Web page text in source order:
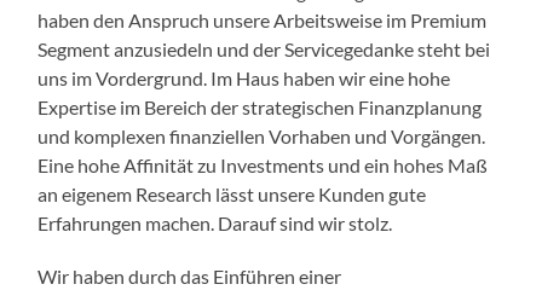
haben den Anspruch unsere Arbeitsweise im Premium
Segment anzusiedeln und der Servicegedanke steht bei
uns im Vordergrund. Im Haus haben wir eine hohe
Expertise im Bereich der strategischen Finanzplanung
und komplexen finanziellen Vorhaben und Vorgängen.
Eine hohe Affinität zu Investments und ein hohes Maß
an eigenem Research lässt unsere Kunden gute
Erfahrungen machen. Darauf sind wir stolz.
Wir haben durch das Einführen einer